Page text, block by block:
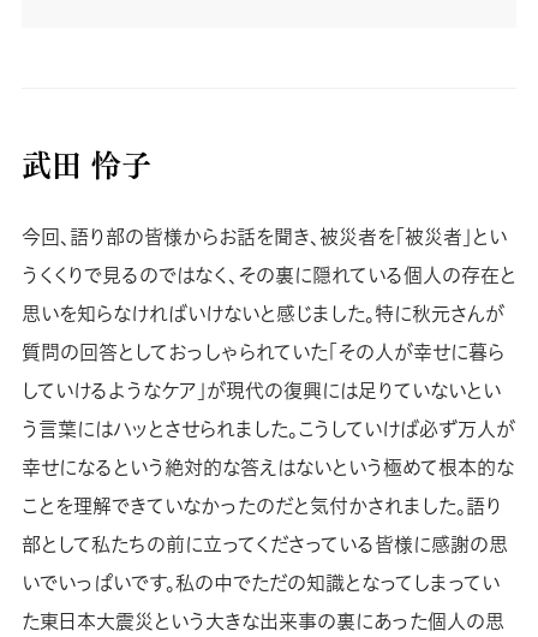
武田 怜子
今回、語り部の皆様からお話を聞き、被災者を「被災者」とい
うくくりで見るのではなく、その裏に隠れている個人の存在と
思いを知らなければいけないと感じました。特に秋元さんが
質問の回答としておっしゃられていた「その人が幸せに暮ら
していけるようなケア」が現代の復興には足りていないとい
う言葉にはハッとさせられました。こうしていけば必ず万人が
幸せになるという絶対的な答えはないという極めて根本的な
ことを理解できていなかったのだと気付かされました。語り
部として私たちの前に立ってくださっている皆様に感謝の思
いでいっぱいです。私の中でただの知識となってしまってい
た東日本大震災という大きな出来事の裏にあった個人の思